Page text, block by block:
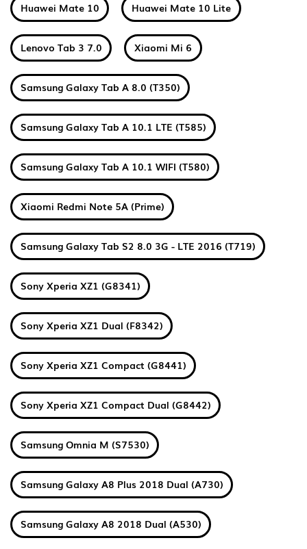
Huawei Mate 10 Huawei Mate 10 Lite
Lenovo Tab 3 7.0 Xiaomi Mi 6
Samsung Galaxy Tab A 8.0 (T350)
Samsung Galaxy Tab A 10.1 LTE (T585)
Samsung Galaxy Tab A 10.1 WIFI (T580)
Xiaomi Redmi Note 5A (Prime)
Samsung Galaxy Tab S2 8.0 3G - LTE 2016 (T719)
Sony Xperia XZ1 (G8341)
Sony Xperia XZ1 Dual (F8342)
Sony Xperia XZ1 Compact (G8441)
Sony Xperia XZ1 Compact Dual (G8442)
Samsung Omnia M (S7530)
Samsung Galaxy A8 Plus 2018 Dual (A730)
Samsung Galaxy A8 2018 Dual (A530)